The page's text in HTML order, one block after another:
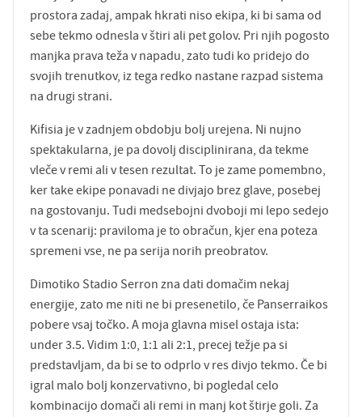
prostora zadaj, ampak hkrati niso ekipa, ki bi sama od
sebe tekmo odnesla v štiri ali pet golov. Pri njih pogosto
manjka prava teža v napadu, zato tudi ko pridejo do
svojih trenutkov, iz tega redko nastane razpad sistema
na drugi strani.
Kifisia je v zadnjem obdobju bolj urejena. Ni nujno
spektakularna, je pa dovolj disciplinirana, da tekme
vleče v remi ali v tesen rezultat. To je zame pomembno,
ker take ekipe ponavadi ne divjajo brez glave, posebej
na gostovanju. Tudi medsebojni dvoboji mi lepo sedejo
v ta scenarij: praviloma je to obračun, kjer ena poteza
spremeni vse, ne pa serija norih preobratov.
Dimotiko Stadio Serron zna dati domačim nekaj
energije, zato me niti ne bi presenetilo, če Panserraikos
pobere vsaj točko. A moja glavna misel ostaja ista:
under 3.5. Vidim 1:0, 1:1 ali 2:1, precej težje pa si
predstavljam, da bi se to odprlo v res divjo tekmo. Če bi
igral malo bolj konzervativno, bi pogledal celo
kombinacijo domači ali remi in manj kot štirje goli. Za